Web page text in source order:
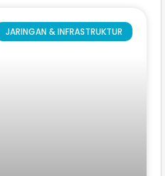
JARINGAN & INFRASTRUKTUR